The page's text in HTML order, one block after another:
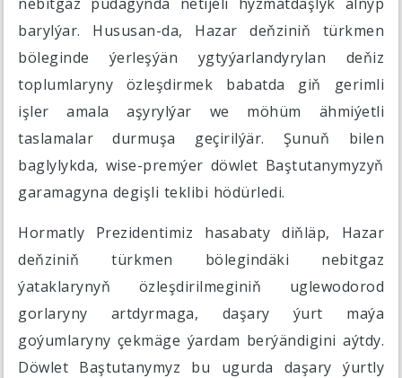
barylýar. Hususan-da, Hazar deňziniň türkmen
böleginde ýerleşýän ygtyýarlandyrylan deňiz
toplumlaryny özleşdirmek babatda giň gerimli
işler amala aşyrylýar we möhüm ähmiýetli
taslamalar durmuşa geçirilýär. Şunuň bilen
baglylykda, wise-premýer döwlet Baştutanymyzyň
garamagyna degişli teklibi hödürledi.
Hormatly Prezidentimiz hasabaty diňläp, Hazar
deňziniň türkmen bölegindäki nebitgaz
ýataklarynyň özleşdirilmeginiň uglewodorod
gorlaryny artdyrmaga, daşary ýurt maýa
goýumlaryny çekmäge ýardam berýändigini aýtdy.
Döwlet Baştutanymyz bu ugurda daşary ýurtly